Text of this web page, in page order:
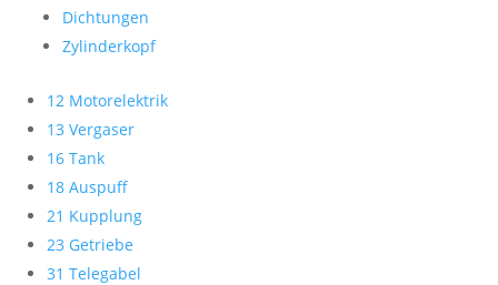
Dichtungen
Zylinderkopf
12 Motorelektrik
13 Vergaser
16 Tank
18 Auspuff
21 Kupplung
23 Getriebe
31 Telegabel